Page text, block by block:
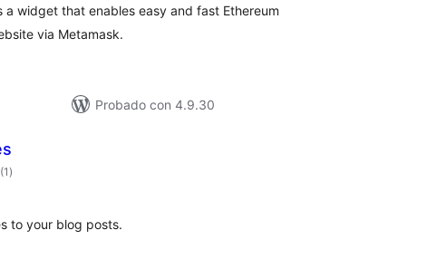
a widget that enables easy and fast Ethereum
via Metamask.
Probado con 4.9.30
(1 valoracións
totais
)
to your blog posts.